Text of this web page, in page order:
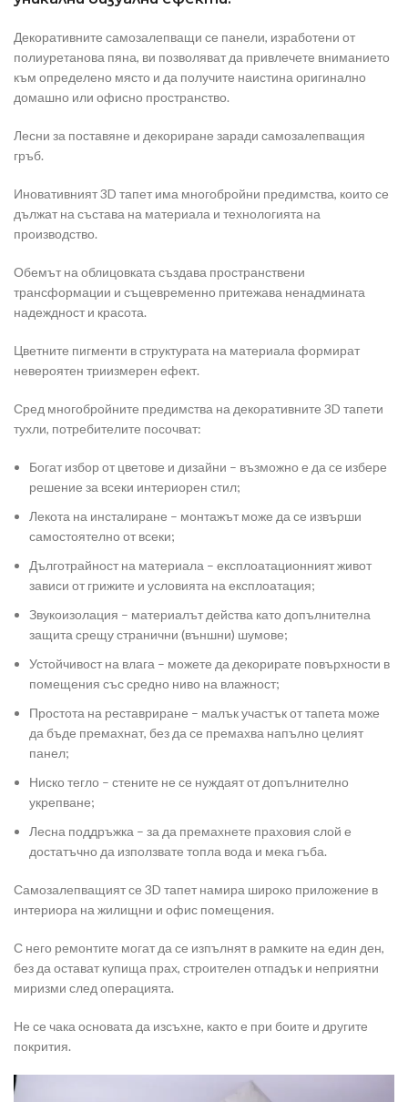
Декоративните самозалепващи се панели, изработени от
полиуретанова пяна, ви позволяват да привлечете вниманието
към определено място и да получите наистина оригинално
домашно или офисно пространство.
Лесни за поставяне и декориране заради самозалепващия
гръб.
Иновативният 3D тапет има многобройни предимства, които се
дължат на състава на материала и технологията на
производство.
Обемът на облицовката създава пространствени
трансформации и същевременно притежава ненадмината
надеждност и красота.
Цветните пигменти в структурата на материала формират
невероятен триизмерен ефект.
Сред многобройните предимства на декоративните 3D тапети
тухли, потребителите посочват:
Богат избор от цветове и дизайни – възможно е да се избере
решение за всеки интериорен стил;
Лекота на инсталиране – монтажът може да се извърши
самостоятелно от всеки;
Дълготрайност на материала – експлоатационният живот
зависи от грижите и условията на експлоатация;
Звукоизолация – материалът действа като допълнителна
защита срещу странични (външни) шумове;
Устойчивост на влага – можете да декорирате повърхности в
помещения със средно ниво на влажност;
Простота на реставриране – малък участък от тапета може
да бъде премахнат, без да се премахва напълно целият
панел;
Ниско тегло – стените не се нуждаят от допълнително
укрепване;
Лесна поддръжка – за да премахнете праховия слой е
достатъчно да използвате топла вода и мека гъба.
Самозалепващият се 3D тапет намира широко приложение в
интериора на жилищни и офис помещения.
С него ремонтите могат да се изпълнят в рамките на един ден,
без да остават купища прах, строителен отпадък и неприятни
миризми след операцията.
Не се чака основата да изсъхне, както е при боите и другите
покрития.
Видео